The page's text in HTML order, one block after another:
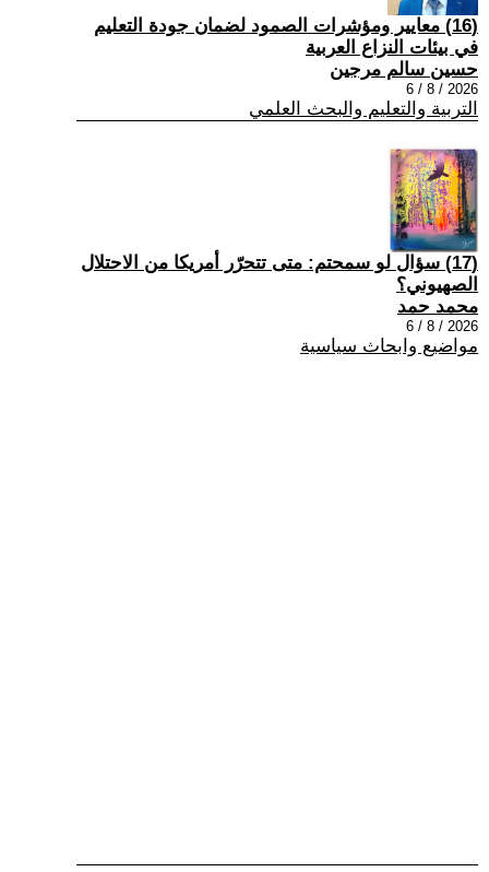
(16) معايير ومؤشرات الصمود لضمان جودة التعليم
في بيئات النزاع العربية
حسين سالم مرجين
2026 / 8 / 6
التربية والتعليم والبحث العلمي
(17) سؤال لو سمحتم: متى تتحرّر أمريكا من الاحتلال
الصهيوني؟
محمد حمد
2026 / 8 / 6
مواضيع وابحاث سياسية